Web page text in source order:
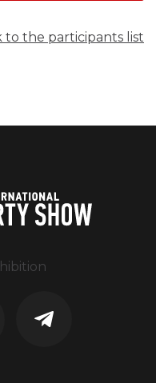
to the participants list